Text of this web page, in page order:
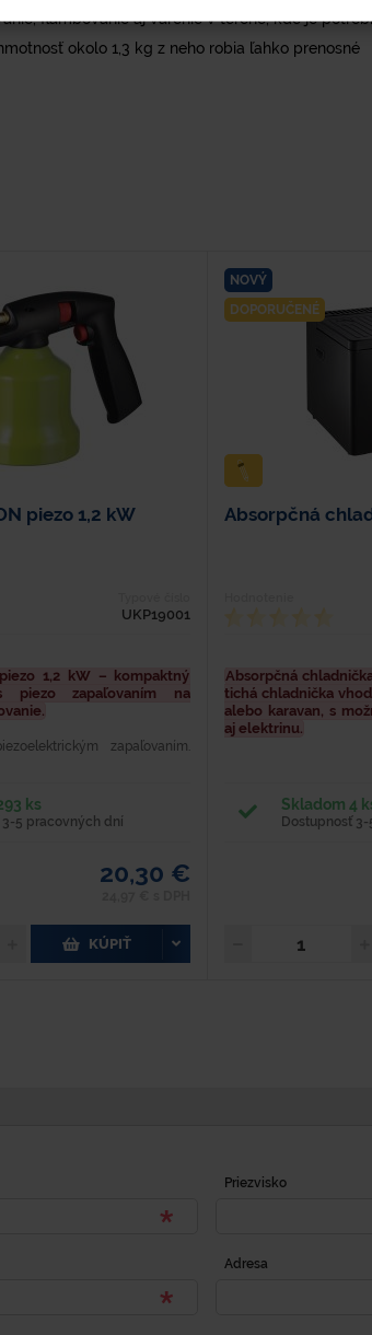
flambovanie aj varenie v teréne, kde je
okolo 1,3 kg z neho robia ľahko prenosné
piezo 1,2 kW
UKP19001
1,2 kW – kompaktný
piezo zapaľovaním na
zapaľovaním.
horáku má...
ks
3-5 pracovných dní
20,30 €
KÚPIŤ
NOVÝ
DOPORUČENÉ
Absorpčná
Absorpčná
tichá chladnička
alebo karavan, s
aj elektrinu.
napr. na rekreačnej
pod. Chladničku je
Skladom 4
Dostupnosť
Priezvisko
Adresa